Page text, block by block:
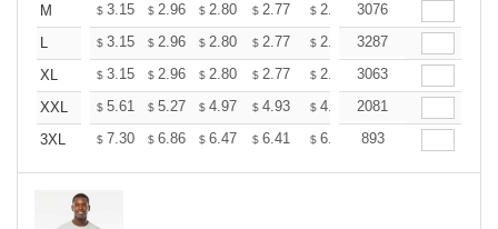
M
$ 3.15 $ 2.96 $ 2.80 $ 2.77 $ 2.72 $2.70
3076
L
$ 3.15 $ 2.96 $ 2.80 $ 2.77 $ 2.72 $2.70
3287
XL
$ 3.15 $ 2.96 $ 2.80 $ 2.77 $ 2.72 $2.70
3063
XXL
$ 5.61 $ 5.27 $ 4.97 $ 4.93 $ 4.85 $4.80
2081
3XL
$ 7.30 $ 6.86 $ 6.47 $ 6.41 $ 6.30 $6.25
893